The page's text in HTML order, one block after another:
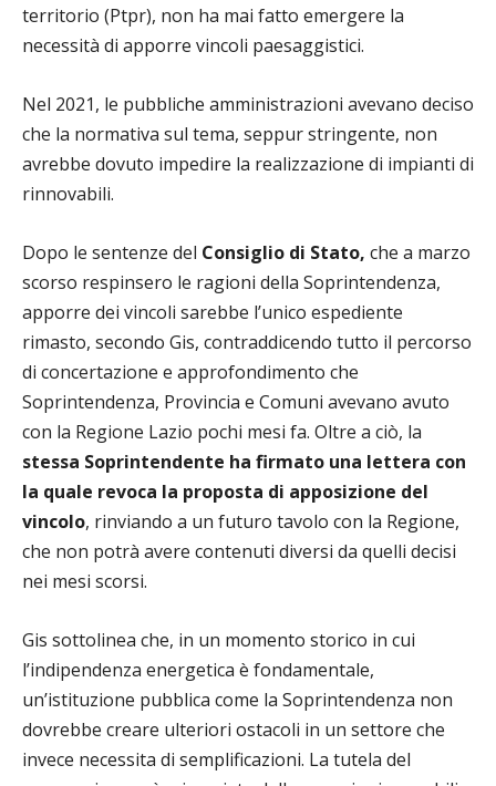
territorio (Ptpr), non ha mai fatto emergere la
necessità di apporre vincoli paesaggistici.
Nel 2021, le pubbliche amministrazioni avevano deciso
che la normativa sul tema, seppur stringente, non
avrebbe dovuto impedire la realizzazione di impianti di
rinnovabili.
Dopo le sentenze del Consiglio di Stato, che a marzo
scorso respinsero le ragioni della Soprintendenza,
apporre dei vincoli sarebbe l’unico espediente
rimasto, secondo Gis, contraddicendo tutto il percorso
di concertazione e approfondimento che
Soprintendenza, Provincia e Comuni avevano avuto
con la Regione Lazio pochi mesi fa. Oltre a ciò, la
stessa Soprintendente ha firmato una lettera con
la quale revoca la proposta di apposizione del
vincolo, rinviando a un futuro tavolo con la Regione,
che non potrà avere contenuti diversi da quelli decisi
nei mesi scorsi.
Gis sottolinea che, in un momento storico in cui
l’indipendenza energetica è fondamentale,
un’istituzione pubblica come la Soprintendenza non
dovrebbe creare ulteriori ostacoli in un settore che
invece necessita di semplificazioni. La tutela del